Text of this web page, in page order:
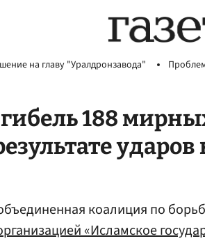
на главу "Уралдронзавода"
188
коалиция по
«Исламское